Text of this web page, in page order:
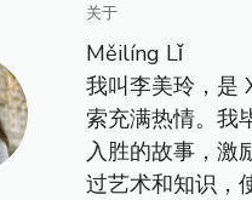
关于
Měilíng Lǐ
我叫李美玲，是
索充满热情。我
入胜的故事，激
过艺术和知识，